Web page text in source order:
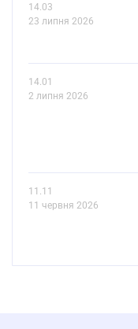
14.03
23 липня 2026
14.01
2 липня 2026
11.11
11 червня 2026